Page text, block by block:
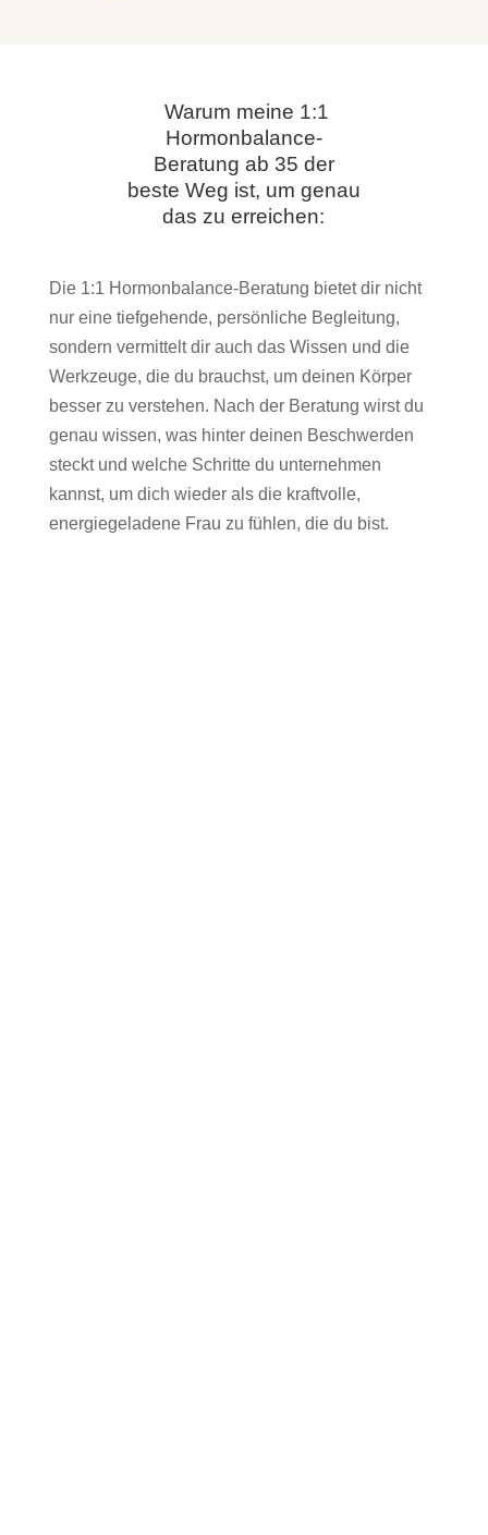
Warum meine 1:1
Hormonbalance-
Beratung ab 35 der
beste Weg ist, um genau
das zu erreichen:
Die 1:1 Hormonbalance-Beratung bietet dir nicht
nur eine tiefgehende, persönliche Begleitung,
sondern vermittelt dir auch das Wissen und die
Werkzeuge, die du brauchst, um deinen Körper
besser zu verstehen. Nach der Beratung wirst du
genau wissen, was hinter deinen Beschwerden
steckt und welche Schritte du unternehmen
kannst, um dich wieder als die kraftvolle,
energiegeladene Frau zu fühlen, die du bist.